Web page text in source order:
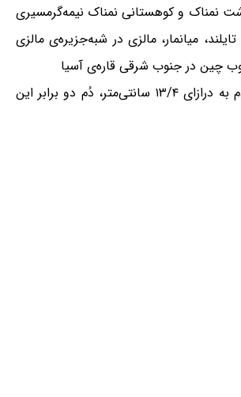
نمناک و کوهستانی نمناک نیمه‌گرمسیری
میانمار، مالزی در شبه‌جزیره‌ی مالزی
چین در جنوب شرقی قاره‌ی آسیا
پوزه تا پایه‌ی دُم به درازای ۱۳/۴ سانتی‌متر، دُم دو برابر این